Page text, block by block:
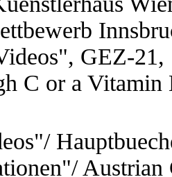
GEZ-21,
C or a Vitamin